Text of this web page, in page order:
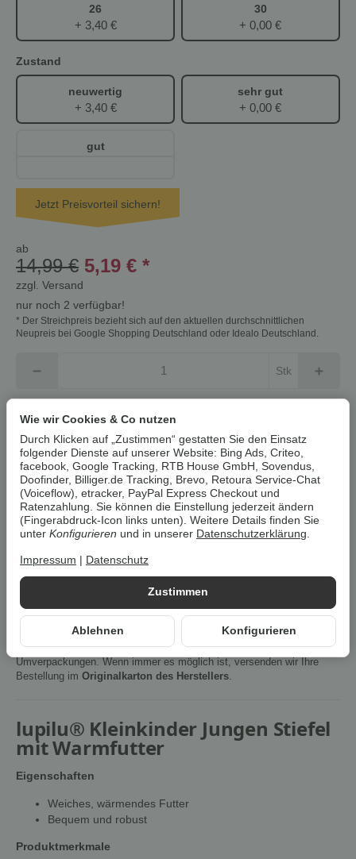
26
+ 3,40 €
30
+ 0,00 €
Zustand
neuwertig
+ 3,40 €
sehr gut
+ 0,00 €
gut
Jetzt Preisvorteil sichern!
ab
14,99 € 5,19 € *
zzgl. Versand
nur noch 2 verfügbar!
* Der Streichpreis bezieht sich auf den aktuellen durchschnittlichen
Neupreis bei Google Shopping Deutschland oder Idealo Deutschland.
Stk
In den Warenkorb
Dieser Artikel hat Variationen. Wählen Sie bitte die
gewünschte Variation aus.
Artikelnummer: 38245
HAN: 100394899
Kategorie: Kinderschuhe
Beschreibung
Um dieUmwelt zu schonen, vermeiden wir aufwendige
Umverpackungen. Wenn immer es möglich ist, versenden wir Ihre
Bestellung im Originalkarton des Herstellers
lupilu® Kleinkinder Jungen Stiefel
mit Warmfutter
Eigenschaften
Weiches, wärmendes Futter
Bequem und robust
Produktmerkmale
Zustimmen
Ablehnen Konfigurieren
Wie wir Cookies & Co nutzen
Durch Klicken auf „Zustimmen“ gestatten Sie den Einsatz
folgender Dienste auf unserer Website: Bing Ads, Criteo,
facebook, Google Tracking, RTB House GmbH, Sovendus,
Doofinder, Billiger.de Tracking, Brevo, Retoura Service-Chat
(Voiceflow), etracker, PayPal Express Checkout und
Ratenzahlung. Sie können die Einstellung jederzeit ändern
(Fingerabdruck-Icon links unten). Weitere Details finden Sie
unter Konfigurieren und in unserer Datenschutzerklärung.
Impressum Datenschutz